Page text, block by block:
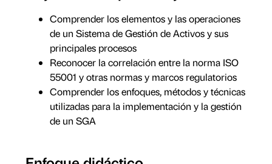
Comprender los elementos y las operaciones
de un Sistema de Gestión de Activos y sus
principales procesos
Reconocer la correlación entre la norma ISO
55001 y otras normas y marcos regulatorios
Comprender los enfoques, métodos y técnicas
utilizadas para la implementación y la gestión
de un SGA